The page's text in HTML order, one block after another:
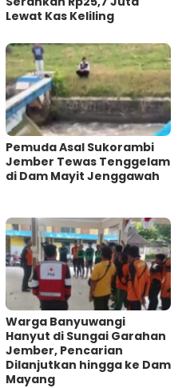
Lewat Kas Keliling
Pemuda Asal Sukorambi
Jember Tewas Tenggelam
di Dam Mayit Jenggawah
Warga Banyuwangi
Hanyut di Sungai Garahan
Jember, Pencarian
Dilanjutkan hingga ke Dam
Mayang